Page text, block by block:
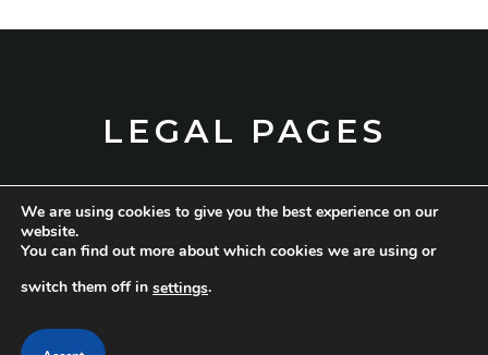
LEGAL PAGES
TERMS AND CONDITIONS
We are using cookies to give you the best experience on our
website.
You can find out more about which cookies we are using or
switch them off in settings.